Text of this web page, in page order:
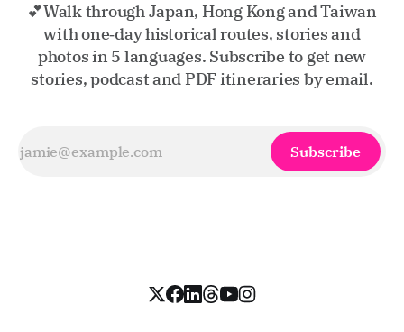
💕Walk through Japan, Hong Kong and Taiwan
with one‑day historical routes, stories and
photos in 5 languages. Subscribe to get new
stories, podcast and PDF itineraries by email.
Subscribe